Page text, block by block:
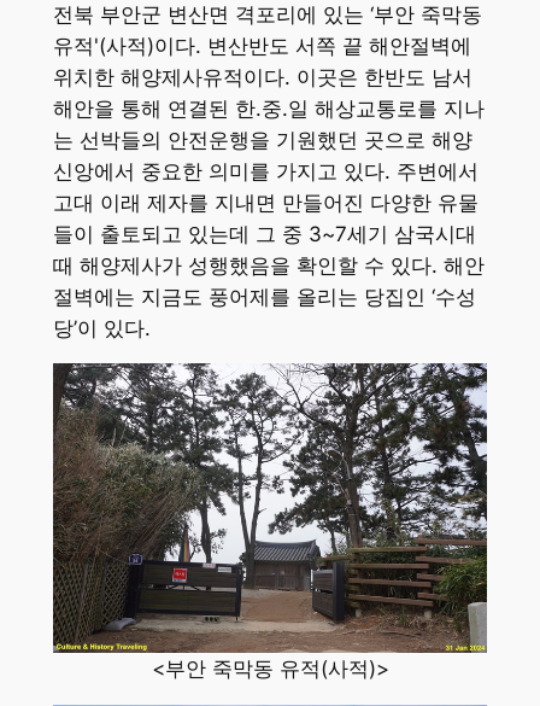
전북 부안군 변산면 격포리에 있는 ‘부안 죽막동
유적'(사적)이다. 변산반도 서쪽 끝 해안절벽에
위치한 해양제사유적이다. 이곳은 한반도 남서
해안을 통해 연결된 한.중.일 해상교통로를 지나
는 선박들의 안전운행을 기원했던 곳으로 해양
신앙에서 중요한 의미를 가지고 있다. 주변에서
고대 이래 제자를 지내면 만들어진 다양한 유물
들이 출토되고 있는데 그 중 3~7세기 삼국시대
때 해양제사가 성행했음을 확인할 수 있다. 해안
절벽에는 지금도 풍어제를 올리는 당집인 ‘수성
당’이 있다.
<부안 죽막동 유적(사적)>